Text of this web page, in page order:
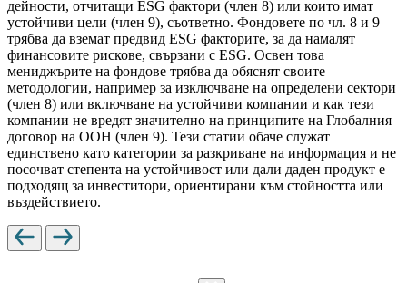
дейности, отчитащи ESG фактори (член 8) или които имат
устойчиви цели (член 9), съответно. Фондовете по чл. 8 и 9
трябва да вземат предвид ESG факторите, за да намалят
финансовите рискове, свързани с ESG. Освен това
мениджърите на фондове трябва да обяснят своите
методологии, например за изключване на определени сектори
(член 8) или включване на устойчиви компании и как тези
компании не вредят значително на принципите на Глобалния
договор на ООН (член 9). Тези статии обаче служат
единствено като категории за разкриване на информация и не
посочват степента на устойчивост или дали даден продукт е
подходящ за инвеститори, ориентирани към стойността или
въздействието.